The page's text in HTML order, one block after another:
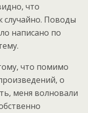
что
случайно. Поводы
написано по
что помимо
о
меня волновали